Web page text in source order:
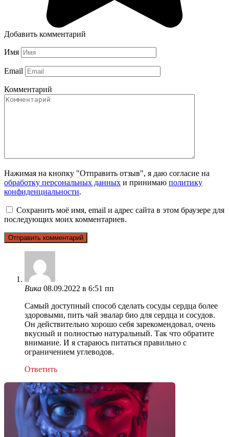
Добавить комментарий
Имя
Email
Комментарий
Нажимая на кнопку "Отправить отзыв", я даю согласие на
обработку персональных данных и принимаю политику
конфиденциальности.
Сохранить моё имя, email и адрес сайта в этом браузере для
последующих моих комментариев.
Вика 08.09.2022 в 6:51 пп
Самый доступный способ сделать сосуды сердца более
здоровыми, пить чай эвалар био для сердца и сосудов.
Он действительно хорошо себя зарекомендовал, очень
вкусный и полностью натуральный. Так что обратите
внимание. И я стараюсь питаться правильно с
ограничением углеводов.
Ответить